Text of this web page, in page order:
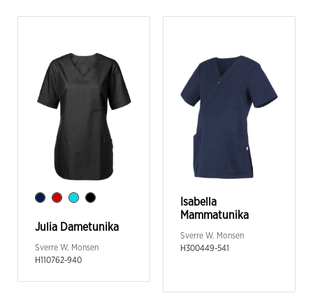
Julia Dametunika
Sverre W. Monsen
H110762-940
Isabella
Mammatunika
Sverre W. Monsen
H300449-541